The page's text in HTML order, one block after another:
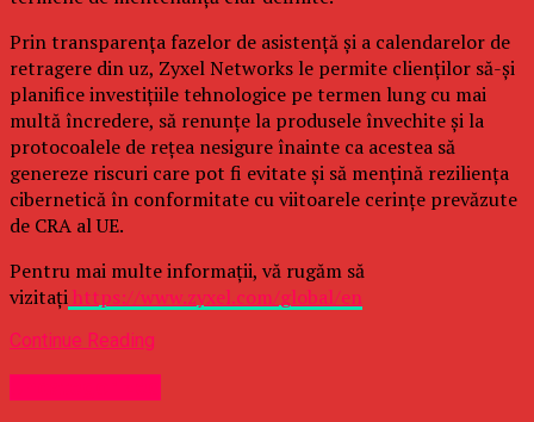
Prin transparența fazelor de asistență și a calendarelor de
retragere din uz, Zyxel Networks le permite clienților să-și
planifice investițiile tehnologice pe termen lung cu mai
multă încredere, să renunțe la produsele învechite și la
protocoalele de rețea nesigure înainte ca acestea să
genereze riscuri care pot fi evitate și să mențină reziliența
cibernetică în conformitate cu viitoarele cerințe prevăzute
de CRA al UE.
Pentru mai multe informații, vă rugăm să
vizitațihttps://www.zyxel.com/global/en
Continue Reading